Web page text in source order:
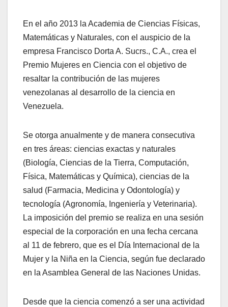
En el año 2013 la Academia de Ciencias Físicas,
Matemáticas y Naturales, con el auspicio de la
empresa Francisco Dorta A. Sucrs., C.A., crea el
Premio Mujeres en Ciencia con el objetivo de
resaltar la contribución de las mujeres
venezolanas al desarrollo de la ciencia en
Venezuela.
Se otorga anualmente y de manera consecutiva
en tres áreas: ciencias exactas y naturales
(Biología, Ciencias de la Tierra, Computación,
Física, Matemáticas y Química), ciencias de la
salud (Farmacia, Medicina y Odontología) y
tecnología (Agronomía, Ingeniería y Veterinaria).
La imposición del premio se realiza en una sesión
especial de la corporación en una fecha cercana
al 11 de febrero, que es el Día Internacional de la
Mujer y la Niña en la Ciencia, según fue declarado
en la Asamblea General de las Naciones Unidas.
Desde que la ciencia comenzó a ser una actividad